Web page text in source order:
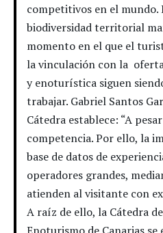
competitivos en el mundo.
biodiversidad territorial
momento en el que el
la vinculación con la
y enoturística siguen
trabajar. Gabriel Santos
Cátedra establece: “A
competencia. Por ello, la
base de datos de
operadores grandes,
atienden al visitante con
A raíz de ello, la Cátedra